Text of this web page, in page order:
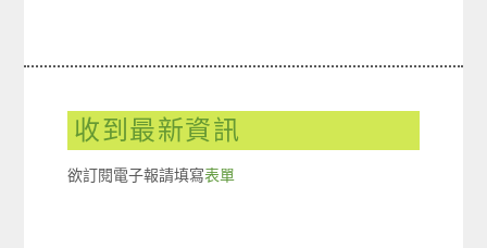
收到最新資訊
欲訂閱電子報請填寫表單